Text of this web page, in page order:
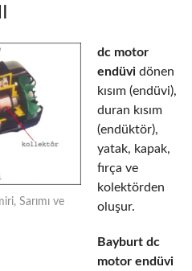
Sarımı ve
dc motor
endüvi dönen
kısım (endüvi),
duran kısım
(endüktör),
yatak, kapak,
fırça ve
kolektörden
oluşur.
Bayburt dc
motor endüvi